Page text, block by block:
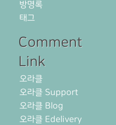
방명록
태그
Comment
Link
오라클
오라클 Support
오라클 Blog
오라클 Edelivery